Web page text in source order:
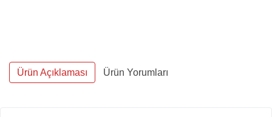
Ürün Açıklaması Ürün Yorumları